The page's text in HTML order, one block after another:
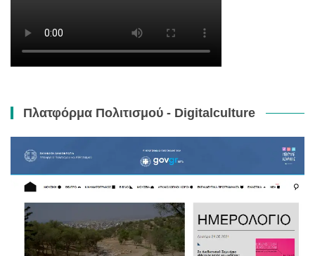
Πλατφόρμα Πολιτισμού - Digitalculture